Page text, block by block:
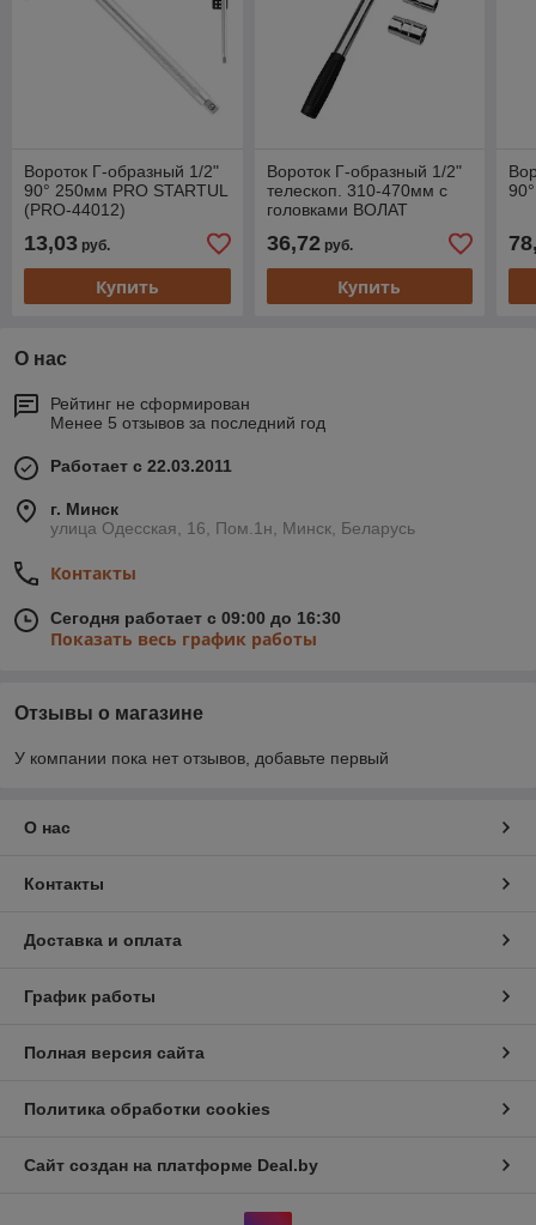
Вороток Г-образный 1/2"
90° 250мм PRO STARTUL
(PRO-44012)
13,03 руб.
Купить
Вороток Г-образный 1/2"
телескоп. 310-470мм с
головками ВОЛАТ
21/23мм)
36,72руб.
Купить
О нас
Рейтинг не сформирован
Менее 5 отзывов за последний год
Работает с 22.03.2011
г. Минск
улица Одесская, 16, Пом.1н, Минск, Беларусь
Контакты
Сегодня работает с 09:00 до 16:30
Показать весь график работы
Отзывы о магазине
У компании пока нет отзывов, добавьте первый
О нас
Контакты
Доставка и оплата
График работы
Полная версия сайта
Политика обработки cookies
Сайт создан на платформе Deal.by